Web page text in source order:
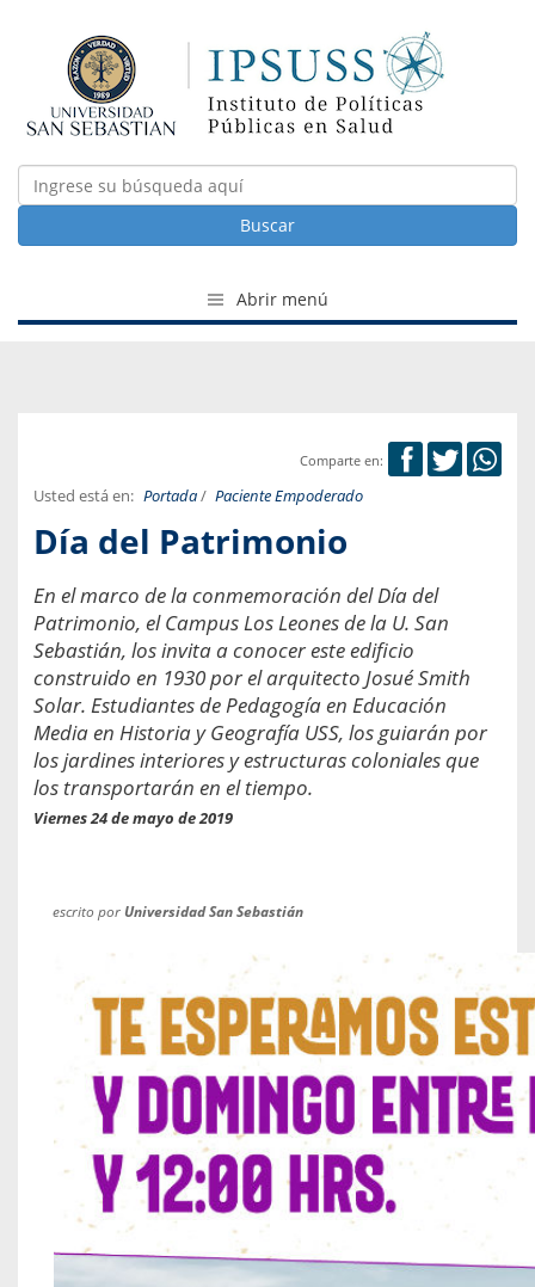
Buscar
Abrir menú
Comparte en:
Usted está en: Portada/ Paciente Empoderado
Día del Patrimonio
En el marco de la conmemoración del Día del
Patrimonio, el Campus Los Leones de la U. San
Sebastián, los invita a conocer este edificio
construido en 1930 por el arquitecto Josué Smith
Solar. Estudiantes de Pedagogía en Educación
Media en Historia y Geografía USS, los guiarán por
los jardines interiores y estructuras coloniales que
los transportarán en el tiempo.
Viernes 24 de mayo de 2019
escrito por Universidad San Sebastián